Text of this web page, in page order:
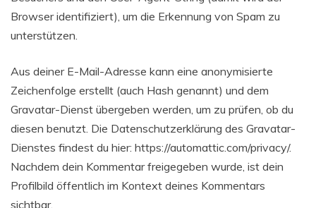
Browser identifiziert), um die Erkennung von Spam zu
unterstützen.
Aus deiner E-Mail-Adresse kann eine anonymisierte
Zeichenfolge erstellt (auch Hash genannt) und dem
Gravatar-Dienst übergeben werden, um zu prüfen, ob du
diesen benutzt. Die Datenschutzerklärung des Gravatar-
Dienstes findest du hier: https://automattic.com/privacy/.
Nachdem dein Kommentar freigegeben wurde, ist dein
Profilbild öffentlich im Kontext deines Kommentars
sichtbar.